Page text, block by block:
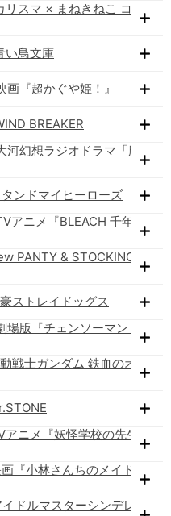
リスマ × まねきねこ コラボ
い鳥文庫
画『超かぐや姫！』
BREAKER
河幻想ラジオドラマ「魔道
ンドマイヒーローズ
アニメ『BLEACH 千年血戦
PANTY & STOCKING with
ストレイドッグス
場版『チェンソーマン レゼ
戦士ガンダム 鉄血のオルフ
ニメ『妖怪学校の先生はじ
『小林さんちのメイドラゴ
ドルマスターシンデレラガ